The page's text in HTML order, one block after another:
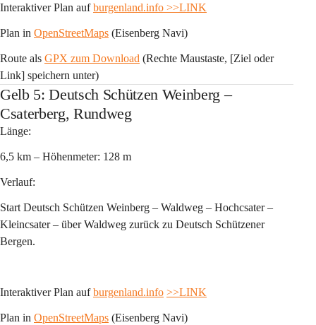
Interaktiver Plan auf burgenland.info >>LINK
Plan in OpenStreetMaps (Eisenberg Navi)
Route als GPX zum Download (Rechte Maustaste, [Ziel oder
Link] speichern unter)
Gelb 5: Deutsch Schützen Weinberg –
Csaterberg, Rundweg
Länge:
6,5 km – Höhenmeter: 128 m
Verlauf:
Start Deutsch Schützen Weinberg – Waldweg – Hochcsater –
Kleincsater – über Waldweg zurück zu Deutsch Schützener
Bergen.
Interaktiver Plan auf burgenland.info >>LINK
Plan in OpenStreetMaps (Eisenberg Navi)